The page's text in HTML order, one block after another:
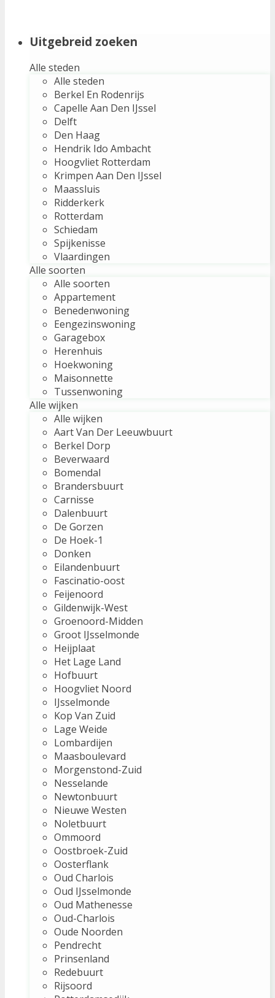
Uitgebreid zoeken
Alle steden
Alle steden
Berkel En Rodenrijs
Capelle Aan Den IJssel
Delft
Den Haag
Hendrik Ido Ambacht
Hoogvliet Rotterdam
Krimpen Aan Den IJssel
Maassluis
Ridderkerk
Rotterdam
Schiedam
Spijkenisse
Vlaardingen
Alle soorten
Alle soorten
Appartement
Benedenwoning
Eengezinswoning
Garagebox
Herenhuis
Hoekwoning
Maisonnette
Tussenwoning
Alle wijken
Alle wijken
Aart Van Der Leeuwbuurt
Berkel Dorp
Beverwaard
Bomendal
Brandersbuurt
Carnisse
Dalenbuurt
De Gorzen
De Hoek-1
Donken
Eilandenbuurt
Fascinatio-oost
Feijenoord
Gildenwijk-West
Groenoord-Midden
Groot IJsselmonde
Heijplaat
Het Lage Land
Hofbuurt
Hoogvliet Noord
IJsselmonde
Kop Van Zuid
Lage Weide
Lombardijen
Maasboulevard
Morgenstond-Zuid
Nesselande
Newtonbuurt
Nieuwe Westen
Noletbuurt
Ommoord
Oostbroek-Zuid
Oosterflank
Oud Charlois
Oud IJsselmonde
Oud Mathenesse
Oud-Charlois
Oude Noorden
Pendrecht
Prinsenland
Redebuurt
Rijsoord